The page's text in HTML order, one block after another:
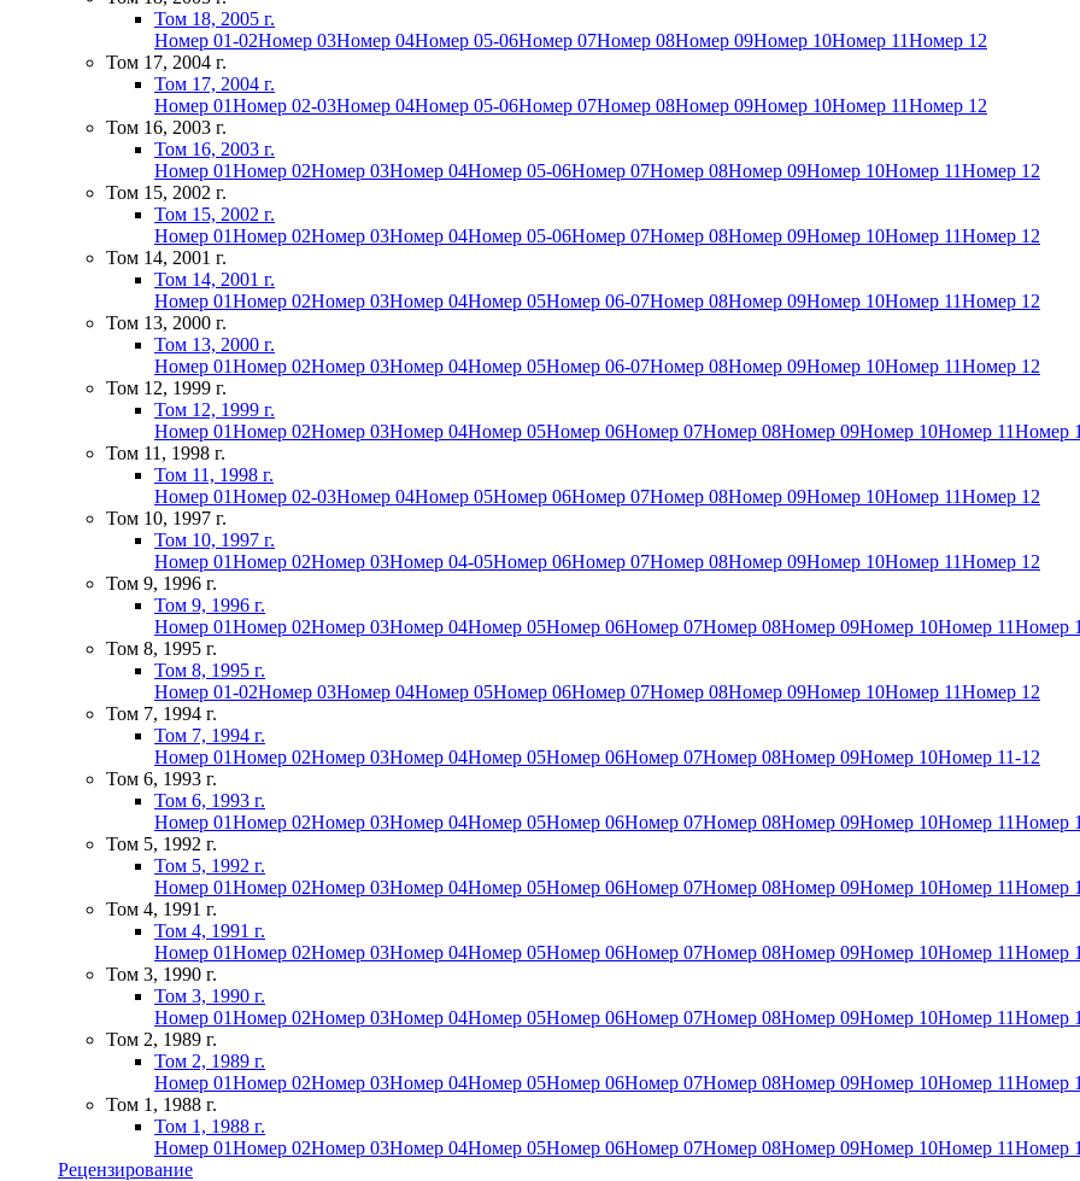
Том 18, 2005 г.
Номер 01-02Номер 03Номер 04Номер 05-06Номер 07Номер 08Номер 09Номер 10Номер 11Номер 12
Том 17, 2004 г.
Том 17, 2004 г.
Номер 01Номер 02-03Номер 04Номер 05-06Номер 07Номер 08Номер 09Номер 10Номер 11Номер 12
Том 16, 2003 г.
Том 16, 2003 г.
Номер 01Номер 02Номер 03Номер 04Номер 05-06Номер 07Номер 08Номер 09Номер 10Номер 11Номер 12
Том 15, 2002 г.
Том 15, 2002 г.
Номер 01Номер 02Номер 03Номер 04Номер 05-06Номер 07Номер 08Номер 09Номер 10Номер 11Номер 12
Том 14, 2001 г.
Том 14, 2001 г.
Номер 01Номер 02Номер 03Номер 04Номер 05Номер 06-07Номер 08Номер 09Номер 10Номер 11Номер 12
Том 13, 2000 г.
Том 13, 2000 г.
Номер 01Номер 02Номер 03Номер 04Номер 05Номер 06-07Номер 08Номер 09Номер 10Номер 11Номер 12
Том 12, 1999 г.
Том 12, 1999 г.
Номер 01Номер 02Номер 03Номер 04Номер 05Номер 06Номер 07Номер 08Номер 09Номер 10Номер 11Номер
Том 11, 1998 г.
Том 11, 1998 г.
Номер 01Номер 02-03Номер 04Номер 05Номер 06Номер 07Номер 08Номер 09Номер 10Номер 11Номер 12
Том 10, 1997 г.
Том 10, 1997 г.
Номер 01Номер 02Номер 03Номер 04-05Номер 06Номер 07Номер 08Номер 09Номер 10Номер 11Номер 12
Том 9, 1996 г.
Том 9, 1996 г.
Номер 01Номер 02Номер 03Номер 04Номер 05Номер 06Номер 07Номер 08Номер 09Номер 10Номер 11Номер
Том 8, 1995 г.
Том 8, 1995 г.
Номер 01-02Номер 03Номер 04Номер 05Номер 06Номер 07Номер 08Номер 09Номер 10Номер 11Номер 12
Том 7, 1994 г.
Том 7, 1994 г.
Номер 01Номер 02Номер 03Номер 04Номер 05Номер 06Номер 07Номер 08Номер 09Номер 10Номер 11-12
Том 6, 1993 г.
Том 6, 1993 г.
Номер 01Номер 02Номер 03Номер 04Номер 05Номер 06Номер 07Номер 08Номер 09Номер 10Номер 11Номер
Том 5, 1992 г.
Том 5, 1992 г.
Номер 01Номер 02Номер 03Номер 04Номер 05Номер 06Номер 07Номер 08Номер 09Номер 10Номер 11Номер
Том 4, 1991 г.
Том 4, 1991 г.
Номер 01Номер 02Номер 03Номер 04Номер 05Номер 06Номер 07Номер 08Номер 09Номер 10Номер 11Номер
Том 3, 1990 г.
Том 3, 1990 г.
Номер 01Номер 02Номер 03Номер 04Номер 05Номер 06Номер 07Номер 08Номер 09Номер 10Номер 11Номер
Том 2, 1989 г.
Том 2, 1989 г.
Номер 01Номер 02Номер 03Номер 04Номер 05Номер 06Номер 07Номер 08Номер 09Номер 10Номер 11Номер
Том 1, 1988 г.
Том 1, 1988 г.
Номер 01Номер 02Номер 03Номер 04Номер 05Номер 06Номер 07Номер 08Номер 09Номер 10Номер 11Номер
Рецензирование